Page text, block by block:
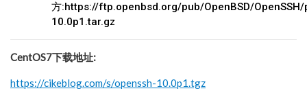
方:https://ftp.openbsd.org/pub/OpenBSD/
10.0p1.tar.gz
CentOS7下载地址:
https://cikeblog.com/s/openssh-10.0p1.tgz